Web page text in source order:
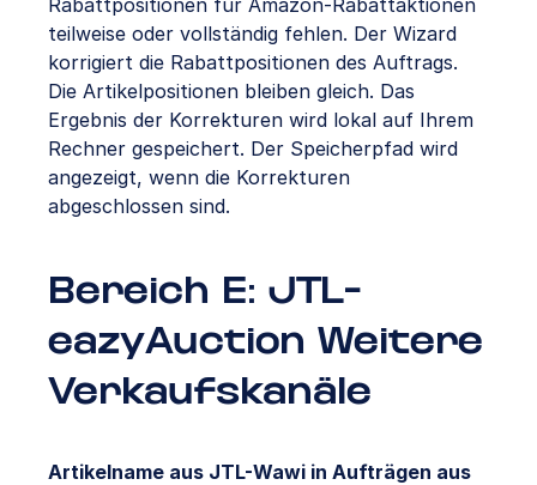
teilweise oder vollständig fehlen. Der Wizard
korrigiert die Rabattpositionen des Auftrags.
Die Artikelpositionen bleiben gleich. Das
Ergebnis der Korrekturen wird lokal auf Ihrem
Rechner gespeichert. Der Speicherpfad wird
angezeigt, wenn die Korrekturen
abgeschlossen sind.
Bereich E: JTL-
eazyAuction Weitere
Verkaufskanäle
Artikelname aus JTL-Wawi in Aufträgen aus